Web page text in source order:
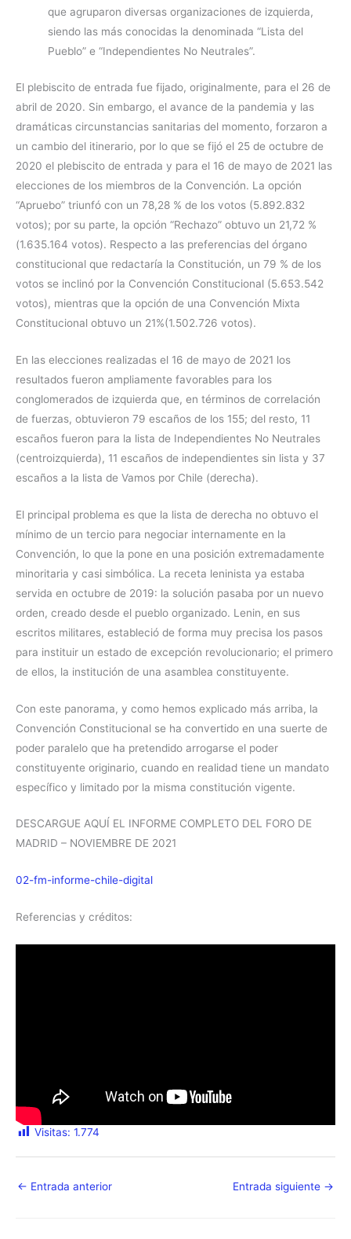
que agruparon diversas organizaciones de izquierda,
siendo las más conocidas la denominada “Lista del
Pueblo” e “Independientes No Neutrales”.
El plebiscito de entrada fue fijado, originalmente, para el 26 de
abril de 2020. Sin embargo, el avance de la pandemia y las
dramáticas circunstancias sanitarias del momento, forzaron a
un cambio del itinerario, por lo que se fijó el 25 de octubre de
2020 el plebiscito de entrada y para el 16 de mayo de 2021 las
elecciones de los miembros de la Convención. La opción
“Apruebo” triunfó con un 78,28 % de los votos (5.892.832
votos); por su parte, la opción “Rechazo” obtuvo un 21,72 %
(1.635.164 votos). Respecto a las preferencias del órgano
constitucional que redactaría la Constitución, un 79 % de los
votos se inclinó por la Convención Constitucional (5.653.542
votos), mientras que la opción de una Convención Mixta
Constitucional obtuvo un 21%(1.502.726 votos).
En las elecciones realizadas el 16 de mayo de 2021 los
resultados fueron ampliamente favorables para los
conglomerados de izquierda que, en términos de correlación
de fuerzas, obtuvieron 79 escaños de los 155; del resto, 11
escaños fueron para la lista de Independientes No Neutrales
(centroizquierda), 11 escaños de independientes sin lista y 37
escaños a la lista de Vamos por Chile (derecha).
El principal problema es que la lista de derecha no obtuvo el
mínimo de un tercio para negociar internamente en la
Convención, lo que la pone en una posición extremadamente
minoritaria y casi simbólica. La receta leninista ya estaba
servida en octubre de 2019: la solución pasaba por un nuevo
orden, creado desde el pueblo organizado. Lenin, en sus
escritos militares, estableció de forma muy precisa los pasos
para instituir un estado de excepción revolucionario; el primero
de ellos, la institución de una asamblea constituyente.
Con este panorama, y como hemos explicado más arriba, la
Convención Constitucional se ha convertido en una suerte de
poder paralelo que ha pretendido arrogarse el poder
constituyente originario, cuando en realidad tiene un mandato
específico y limitado por la misma constitución vigente.
DESCARGUE AQUÍ EL INFORME COMPLETO DEL FORO DE
MADRID – NOVIEMBRE DE 2021
02-fm-informe-chile-digital
Referencias y créditos:
Visitas: 1.774
← Entrada anterior Entrada siguiente →